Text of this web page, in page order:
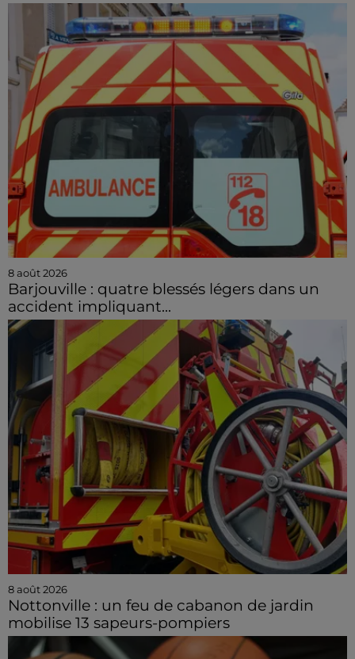
8 août 2026
Barjouville : quatre blessés légers dans un
accident impliquant...
8 août 2026
Nottonville : un feu de cabanon de jardin
mobilise 13 sapeurs-pompiers